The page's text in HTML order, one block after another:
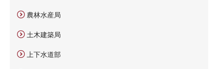
農林水産局
土木建築局
上下水道部